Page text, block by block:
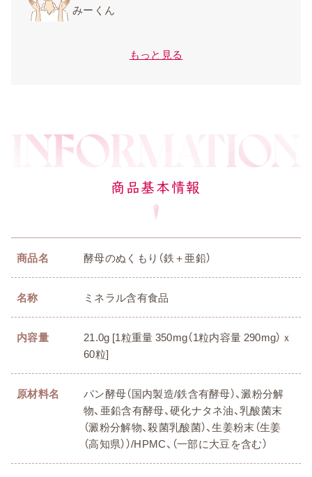
みーくん
もっと見る
商品基本情報
商品名 酵母のぬくもり（鉄＋亜鉛）
名称 ミネラル含有食品
内容量
21.0g [1粒重量 350mg（1粒内容量 290mg）ｘ
60粒]
原材料名
パン酵母（国内製造/鉄含有酵母）、澱粉分解
物、亜鉛含有酵母、硬化ナタネ油、乳酸菌末
（澱粉分解物、殺菌乳酸菌）、生姜粉末（生姜
（高知県））/HPMC、（一部に大豆を含む）